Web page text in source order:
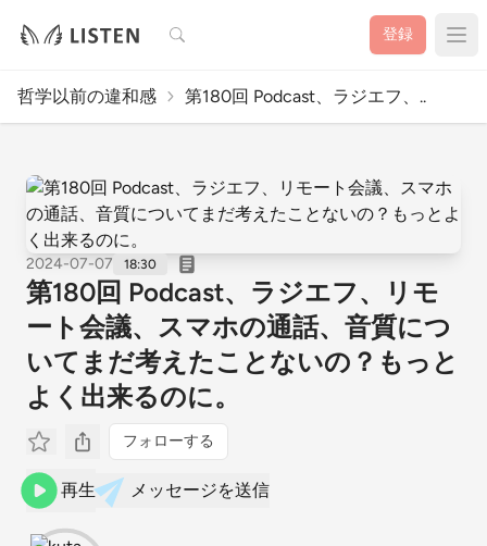
検索 登録
哲学以前の違和感 第180回 Podcast、ラジエフ、..
2024-07-07 18:30
第180回 Podcast、ラジエフ、リモ
ート会議、スマホの通話、音質につ
いてまだ考えたことないの？もっと
よく出来るのに。
フォローする
再生 メッセージを送信